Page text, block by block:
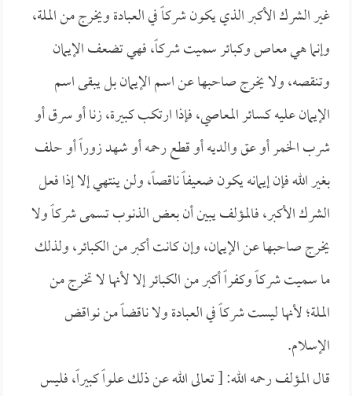
غير الشرك الأكبر الذي يكون شركاً في العبادة ويخرج من الملة،
وإنما هي معاص وكبائر سميت شركاً، فهي تضعف الإيمان
وتنقصه، ولا يخرج صاحبها عن اسم الإيمان بل يبقى اسم
الإيمان عليه كسائر المعاصي، فإذا ارتكب كبيرة، زنا أو سرق أو
شرب الخمر أو عق والديه أو قطع رحمه أو شهد زوراً أو حلف
بغير الله فإن إيمانه يكون ضعيفاً ناقصاً، ولن ينتهي إلا إذا فعل
الشرك الأكبر، فالمؤلف يبين أن بعض الذنوب تسمى شركاً ولا
يخرج صاحبها عن الإيمان، وإن كانت أكبر من الكبائر، ولذلك
ما سميت شركاً وكفراً أكبر من الكبائر إلا لأنها لا تخرج من
الملة؛ لأنها ليست شركاً في العبادة ولا ناقضاً من نواقض
الإسلام.
قال المؤلف رحمه الله: [ تعالى الله عن ذلك علواً كبيراً، فليس